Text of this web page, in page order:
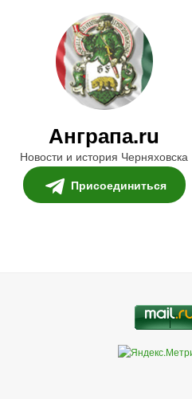
Анграпа.ru
Новости и история Черняховска
Присоединиться